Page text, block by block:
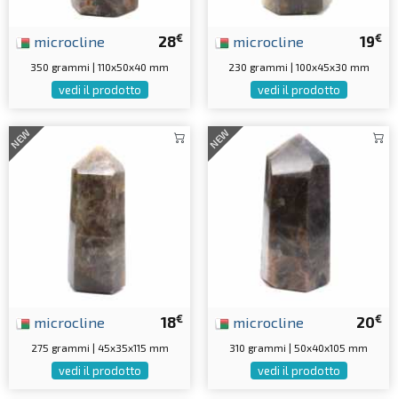
28€
microcline
350 grammi | 110x50x40 mm
vedi il prodotto
19€
microcline
230 grammi | 100x45x30 mm
vedi il prodotto
NEW
18€
microcline
275 grammi | 45x35x115 mm
vedi il prodotto
NEW
20€
microcline
310 grammi | 50x40x105 mm
vedi il prodotto